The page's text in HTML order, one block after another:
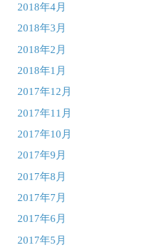
2018年4月
2018年3月
2018年2月
2018年1月
2017年12月
2017年11月
2017年10月
2017年9月
2017年8月
2017年7月
2017年6月
2017年5月